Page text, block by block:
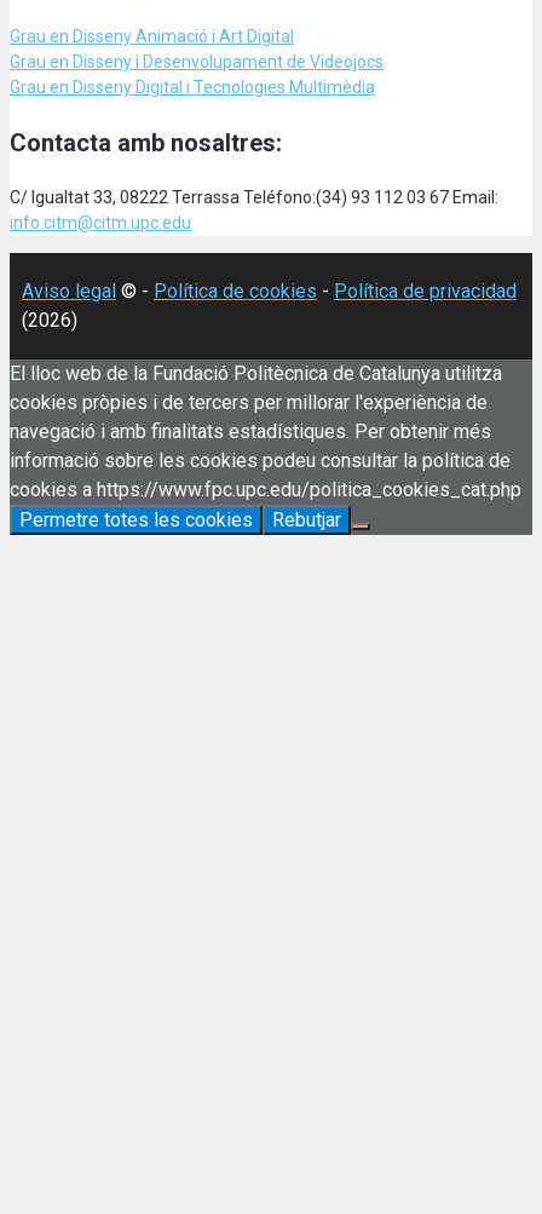
Grau en Disseny Animació i Art Digital
Grau en Disseny i Desenvolupament de Videojocs
Grau en Disseny Digital i Tecnologies Multimèdia
Contacta amb nosaltres:
C/ Igualtat 33, 08222 Terrassa Teléfono:(34) 93 112 03 67 Email:
info.citm@citm.upc.edu
Aviso legal © - Política de cookies - Política de privacidad
(2026)
El lloc web de la Fundació Politècnica de Catalunya utilitza
cookies pròpies i de tercers per millorar l'experiència de
navegació i amb finalitats estadístiques. Per obtenir més
informació sobre les cookies podeu consultar la política de
cookies a https://www.fpc.upc.edu/politica_cookies_cat.php
Permetre totes les cookies
Rebutjar